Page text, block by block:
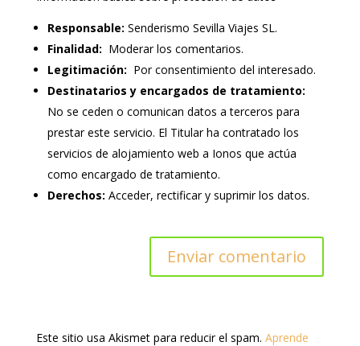
Responsable: Senderismo Sevilla Viajes SL.
Finalidad: Moderar los comentarios.
Legitimación: Por consentimiento del interesado.
Destinatarios y encargados de tratamiento:
No se ceden o comunican datos a terceros para
prestar este servicio. El Titular ha contratado los
servicios de alojamiento web a Ionos que actúa
como encargado de tratamiento.
Derechos: Acceder, rectificar y suprimir los datos.
Este sitio usa Akismet para reducir el spam. Aprende